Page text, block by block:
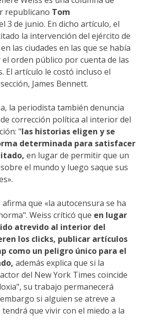
republicano Tom
3 de junio. En dicho artículo, el
la intervención del ejército de
las ciudades en las que se había
orden público por cuenta de las
El artículo le costó incluso el
James Bennett.
la periodista también denuncia
corrección política al interior del
"las historias eligen y se
determinada para satisfacer
en lugar de permitir que un
el mundo y luego saque sus
que «la autocensura se ha
Weiss críticó que en lugar
atrevido al interior del
los clicks, publicar artículos
como un peligro único para el
además explica que si la
del New York Times coincide
su trabajo permanecerá
si alguien se atreve a
que vivir con el miedo a la